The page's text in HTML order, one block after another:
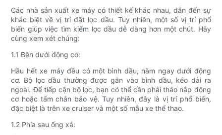
Các nhà sản xuất xe máy có thiết kế khác nhau, dẫn đến sự
khác biệt về vị trí đặt lọc dầu. Tuy nhiên, một số vị trí phổ
biến giúp việc tìm kiếm lọc dầu dễ dàng hơn một chút. Hãy
cùng xem xét chúng:
1.1 Bên dưới động cơ:
Hầu hết xe máy đều có một bình dầu, nằm ngay dưới động
cơ. Bộ lọc dầu thường được gắn vào bình dầu, kéo dài ra
ngoài. Để tiếp cận bộ lọc, bạn có thể cần phải tháo nắp động
cơ hoặc tấm chắn bảo vệ. Tuy nhiên, đây là vị trí phổ biến,
đặc biệt là trên xe cruiser và một số mẫu xe thể thao.
1.2 Phía sau ống xả: